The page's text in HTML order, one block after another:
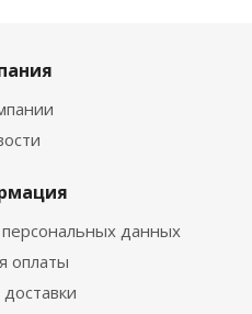
данных
оплаты